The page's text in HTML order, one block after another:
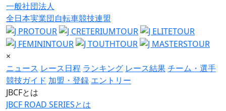
一般社団法人
全日本実業団自転車競技連盟
×
ニュース レース日程 ランキング レース結果チーム・選手
競技ガイド 加盟・登録 エントリー
JBCFとは
JBCF ROAD SERIESとは